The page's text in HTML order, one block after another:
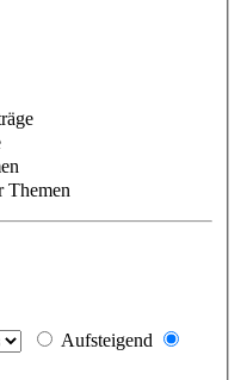
Themen
Aufsteigend